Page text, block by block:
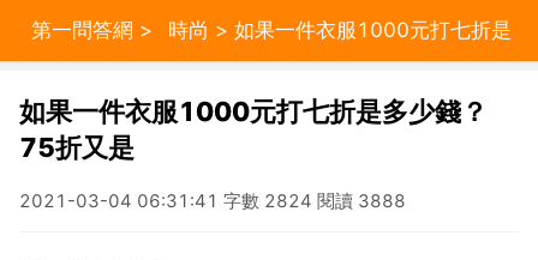
第一問答網 > 時尚 > 如果一件衣服1000元打七折是
多少錢？75折又是
如果一件衣服1000元打七折是多少錢？
75折又是
2021-03-04 06:31:41 字數 2824 閱讀 3888